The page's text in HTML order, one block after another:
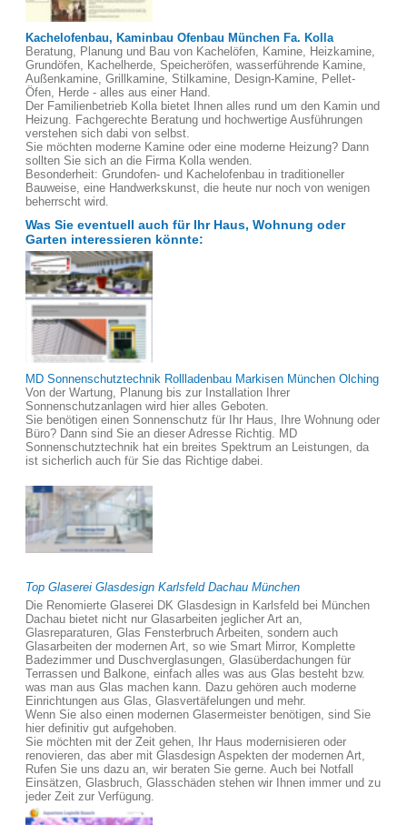
Kachelofenbau, Kaminbau Ofenbau München Fa. Kolla
Beratung, Planung und Bau von Kachelöfen, Kamine, Heizkamine,
Grundöfen, Kachelherde, Speicheröfen, wasserführende Kamine,
Außenkamine, Grillkamine, Stilkamine, Design-Kamine, Pellet-
Öfen, Herde - alles aus einer Hand.
Der Familienbetrieb Kolla bietet Ihnen alles rund um den Kamin und
Heizung. Fachgerechte Beratung und hochwertige Ausführungen
verstehen sich dabi von selbst.
Sie möchten moderne Kamine oder eine moderne Heizung? Dann
sollten Sie sich an die Firma Kolla wenden.
Besonderheit: Grundofen- und Kachelofenbau in traditioneller
Bauweise, eine Handwerkskunst, die heute nur noch von wenigen
beherrscht wird.
Was Sie eventuell auch für Ihr Haus, Wohnung oder
Garten interessieren könnte:
MD Sonnenschutztechnik Rollladenbau Markisen München Olching
Von der Wartung, Planung bis zur Installation Ihrer
Sonnenschutzanlagen wird hier alles Geboten.
Sie benötigen einen Sonnenschutz für Ihr Haus, Ihre Wohnung oder
Büro? Dann sind Sie an dieser Adresse Richtig. MD
Sonnenschutztechnik hat ein breites Spektrum an Leistungen, da
ist sicherlich auch für Sie das Richtige dabei.
Top Glaserei Glasdesign Karlsfeld Dachau München
Die Renomierte Glaserei DK Glasdesign in Karlsfeld bei München
Dachau bietet nicht nur Glasarbeiten jeglicher Art an,
Glasreparaturen, Glas Fensterbruch Arbeiten, sondern auch
Glasarbeiten der modernen Art, so wie Smart Mirror, Komplette
Badezimmer und Duschverglasungen, Glasüberdachungen für
Terrassen und Balkone, einfach alles was aus Glas besteht bzw.
was man aus Glas machen kann. Dazu gehören auch moderne
Einrichtungen aus Glas, Glasvertäfelungen und mehr.
Wenn Sie also einen modernen Glasermeister benötigen, sind Sie
hier definitiv gut aufgehoben.
Sie möchten mit der Zeit gehen, Ihr Haus modernisieren oder
renovieren, das aber mit Glasdesign Aspekten der modernen Art,
Rufen Sie uns dazu an, wir beraten Sie gerne. Auch bei Notfall
Einsätzen, Glasbruch, Glasschäden stehen wir Ihnen immer und zu
jeder Zeit zur Verfügung.